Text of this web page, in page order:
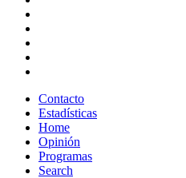
Contacto
Estadísticas
Home
Opinión
Programas
Search